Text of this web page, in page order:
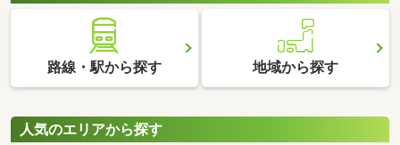
路線・駅から探す 地域から探す
人気のエリアから探す